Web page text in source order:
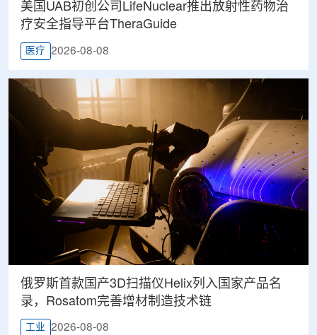
美国UAB初创公司LifeNuclear推出放射性药物治
疗安全指导平台TheraGuide
医疗 2026-08-08
俄罗斯首款国产3D扫描仪Helix列入国家产品名
录，Rosatom完善增材制造技术链
工业 2026-08-08